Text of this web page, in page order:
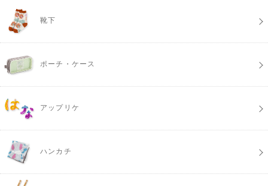
靴下
ポーチ・ケース
アップリケ
ハンカチ